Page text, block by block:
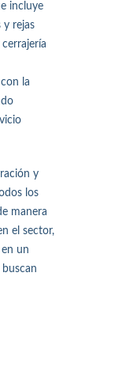
incluye
y rejas
la
y
los
manera
el sector,
un